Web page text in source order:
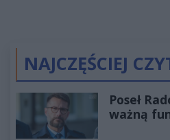
NAJCZĘŚCIEJ
Poseł
ważną